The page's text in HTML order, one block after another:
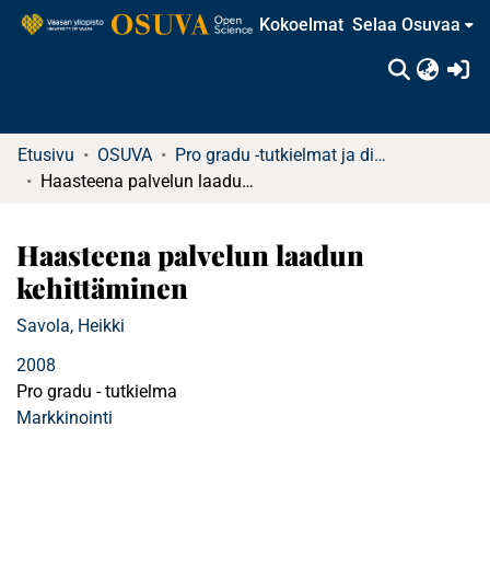
Kokoelmat Selaa Osuvaa
Etusivu OSUVA
Pro gradu -tutkielmat ja diplomityöt (rajattu saatavuus)
Haasteena palvelun laadun kehittäminen
Haasteena palvelun laadun
kehittäminen
Savola, Heikki
2008
Pro gradu - tutkielma
Markkinointi